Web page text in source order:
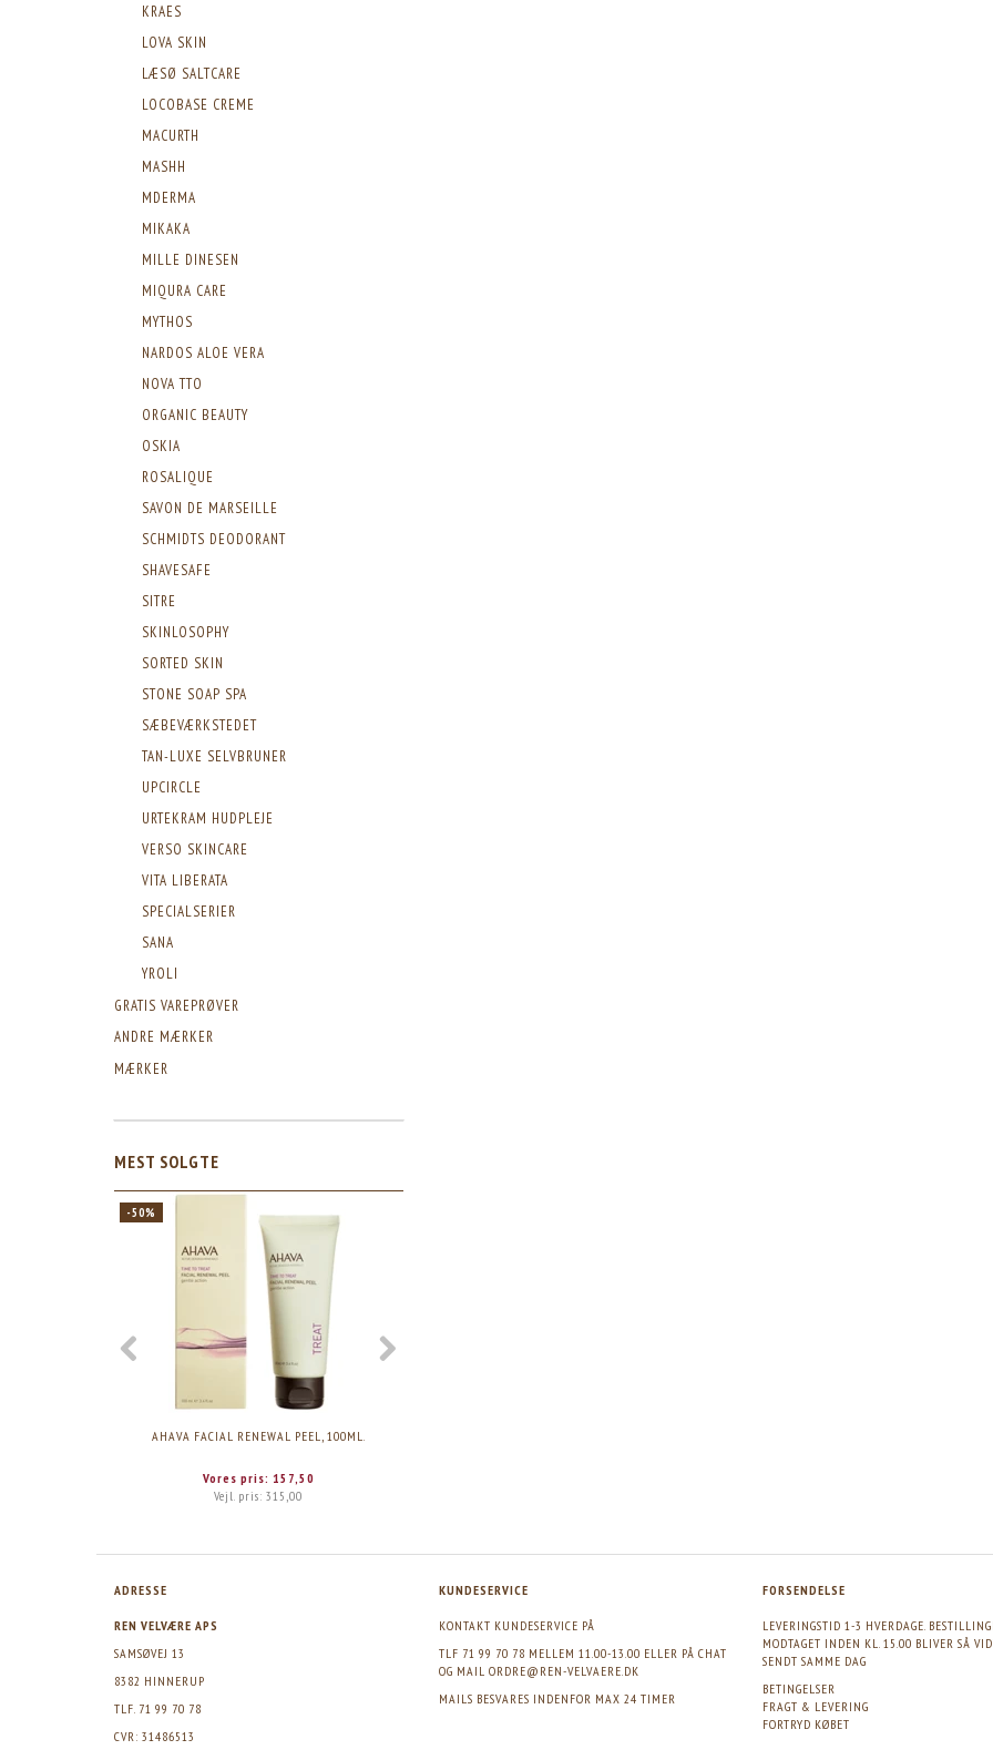
KRAES
LOVA SKIN
LÆSØ SALTCARE
LOCOBASE CREME
MACURTH
MASHH
MDERMA
MIKAKA
MILLE DINESEN
MIQURA CARE
MYTHOS
NARDOS ALOE VERA
NOVA TTO
ORGANIC BEAUTY
OSKIA
ROSALIQUE
SAVON DE MARSEILLE
SCHMIDTS DEODORANT
SHAVESAFE
SITRE
SKINLOSOPHY
SORTED SKIN
STONE SOAP SPA
SÆBEVÆRKSTEDET
TAN-LUXE SELVBRUNER
UPCIRCLE
URTEKRAM HUDPLEJE
VERSO SKINCARE
VITA LIBERATA
SPECIALSERIER
SANA
YROLI
GRATIS VAREPRØVER
ANDRE MÆRKER
MÆRKER
MEST SOLGTE
-50%
AHAVA FACIAL RENEWAL PEEL, 100ML.
Vores pris: 157,50
Vejl. pris:315,00
ADRESSE
REN VELVÆRE APS
SAMSØVEJ 13
8382 HINNERUP
TLF. 71 99 70 78
CVR: 31486513
KUNDESERVICE
KONTAKT KUNDESERVICE PÅ
TLF 71 99 70 78 MELLEM 11.00-13.00 ELLER PÅ CHAT
OG MAIL ORDRE@REN-VELVAERE.DK
MAILS BESVARES INDENFOR MAX 24 TIMER
FORSENDELSE
LEVERINGSTID 1-3 HVERDAGE.
MODTAGET INDEN KL. 15.00 BLIVER SÅ
SENDT SAMME DAG
BETINGELSER
FRAGT & LEVERING
FORTRYD KØBET